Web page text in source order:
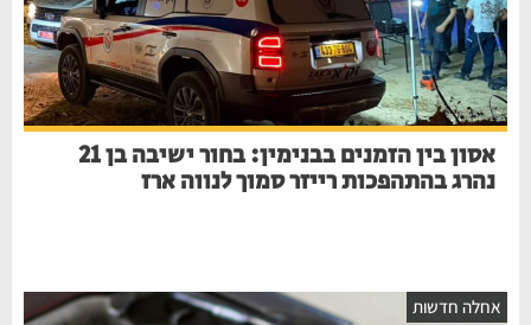
אסון בין הזמנים בבנימין: בחור ישיבה בן 21
נהרג בהתהפכות רייזר סמוך לנווה ארז
חדשות